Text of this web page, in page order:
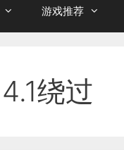
游戏推荐
绕过